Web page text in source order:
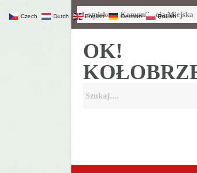
Lotnisko Komunikacja Miejska
OK!
Czech Dutch English German Polish